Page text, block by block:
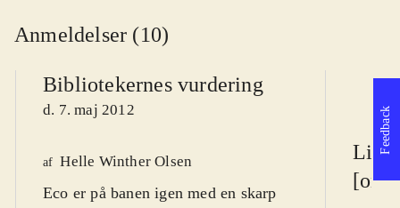
Anmeldelser (10)
Bibliotekernes vurdering
d. 7. maj 2012
af Helle Winther Olsen
Eco er på banen igen med en skarp
Feedback